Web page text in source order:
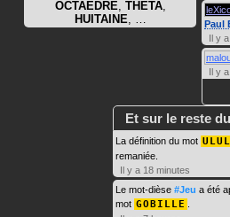
OCTAÈDRE THÊTA,
HUITAINE
Paul
Il y
Il y
Et sur le reste
La définition du mot
remaniée.
Il y a 18 minutes
Le mot-dièse #Jeu a été
mot GOBILLE